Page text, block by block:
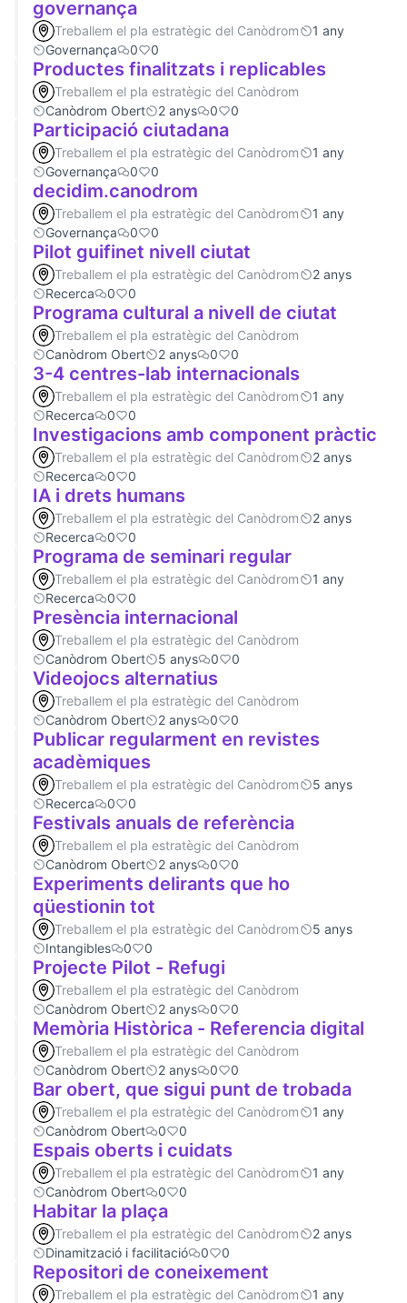
governança
Treballem el pla estratègic del Canòdrom
1 any
Governança
0 0
Productes finalitzats i replicables
Treballem el pla estratègic del Canòdrom
Canòdrom Obert
2 anys 0 0
Participació ciutadana
Treballem el pla estratègic del Canòdrom
1 any
Governança
0 0
decidim.canodrom
Treballem el pla estratègic del Canòdrom
1 any
Governança
0 0
Pilot guifinet nivell ciutat
Treballem el pla estratègic del Canòdrom
2 anys
Recerca
0 0
Programa cultural a nivell de ciutat
Treballem el pla estratègic del Canòdrom
Canòdrom Obert
2 anys 0 0
3-4 centres-lab internacionals
Treballem el pla estratègic del Canòdrom
1 any
Recerca
0 0
Investigacions amb component pràctic
Treballem el pla estratègic del Canòdrom
2 anys
Recerca
0 0
IA i drets humans
Treballem el pla estratègic del Canòdrom
2 anys
Recerca
0 0
Programa de seminari regular
Treballem el pla estratègic del Canòdrom
1 any
Recerca
0 0
Presència internacional
Treballem el pla estratègic del Canòdrom
Canòdrom Obert
5 anys 0 0
Videojocs alternatius
Treballem el pla estratègic del Canòdrom
Canòdrom Obert
2 anys 0 0
Publicar regularment en revistes
acadèmiques
Treballem el pla estratègic del Canòdrom
5 anys
Recerca
0 0
Festivals anuals de referència
Treballem el pla estratègic del Canòdrom
Canòdrom Obert
2 anys 0 0
Experiments delirants que ho
qüestionin tot
Treballem el pla estratègic del Canòdrom
5 anys
Intangibles
0 0
Projecte Pilot - Refugi
Treballem el pla estratègic del Canòdrom
Canòdrom Obert
2 anys 0 0
Memòria Històrica - Referencia digital
Treballem el pla estratègic del Canòdrom
Canòdrom Obert
2 anys 0 0
Bar obert, que sigui punt de trobada
Treballem el pla estratègic del Canòdrom
1 any
Canòdrom Obert
0 0
Espais oberts i cuidats
Treballem el pla estratègic del Canòdrom
1 any
Canòdrom Obert
0 0
Habitar la plaça
Treballem el pla estratègic del Canòdrom
2 anys
Dinamització i facilitació
0 0
Repositori de coneixement
Treballem el pla estratègic del Canòdrom
1 any